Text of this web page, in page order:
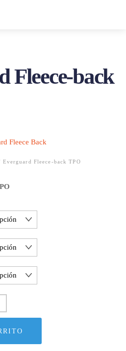
Fleece-back
Everguard Fleece-back TPO